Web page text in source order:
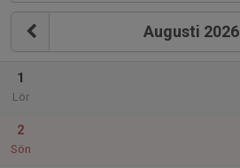
Augusti 2026
1
Lör
2
Sön